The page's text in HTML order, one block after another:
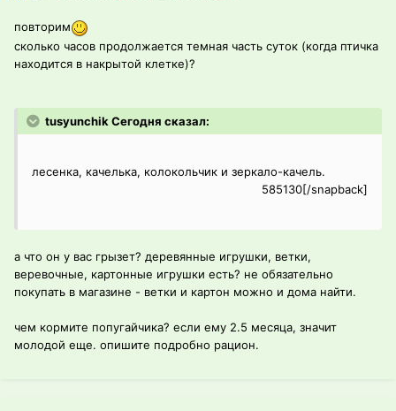
повторим
сколько часов продолжается темная часть суток (когда птичка
находится в накрытой клетке)?
tusyunchik Сегодня сказал:
лесенка, качелька, колокольчик и зеркало-качель.
585130[/snapback]
а что он у вас грызет? деревянные игрушки, ветки,
веревочные, картонные игрушки есть? не обязательно
покупать в магазине - ветки и картон можно и дома найти.
чем кормите попугайчика? если ему 2.5 месяца, значит
молодой еще. опишите подробно рацион.